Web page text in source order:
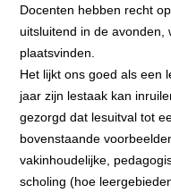
Docenten hebben recht
uitsluitend in de avonden,
plaatsvinden.
Het lijkt ons goed als een
jaar zijn lestaak kan
gezorgd dat lesuitval tot
bovenstaande
vakinhoudelijke,
scholing (hoe